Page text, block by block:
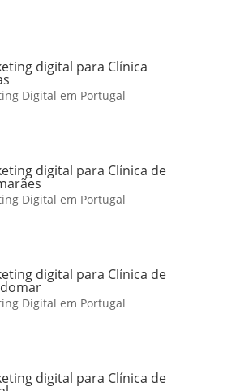
digital para Clínica
Digital em Portugal
digital para Clínica de
Digital em Portugal
digital para Clínica de
Digital em Portugal
digital para Clínica de